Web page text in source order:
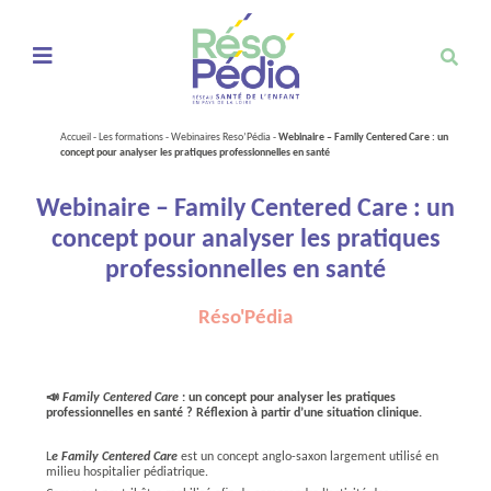
Ouvrir le menu de navigation mobile
Accueil - Les formations - Webinaires Reso’Pédia - Webinaire – Family Centered Care : un
concept pour analyser les pratiques professionnelles en santé
Webinaire – Family Centered Care : un
concept pour analyser les pratiques
professionnelles en santé
Réso'Pédia
📣 Family Centered Care : un concept pour analyser les pratiques
professionnelles en santé ? Réflexion à partir d’une situation clinique.
Le Family Centered Care est un concept anglo-saxon largement utilisé en
milieu hospitalier pédiatrique.